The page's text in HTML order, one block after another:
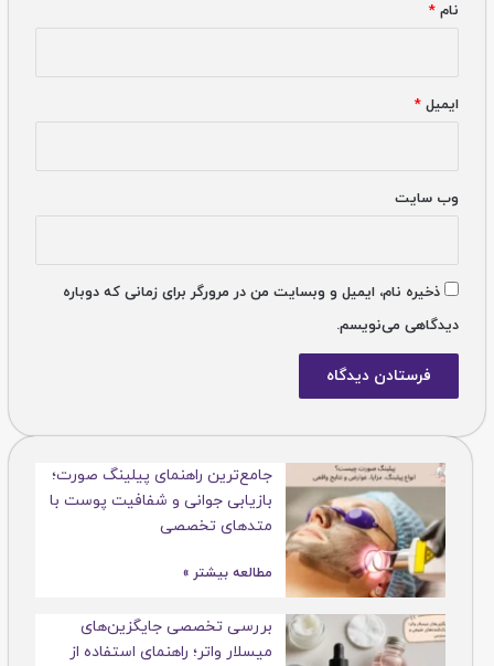
نام *
ایمیل *
وب‌ سایت
ذخیره نام، ایمیل و وبسایت من در مرورگر برای زمانی که دوباره
دیدگاهی می‌نویسم.
جامع‌ترین راهنمای پیلینگ صورت؛
بازیابی جوانی و شفافیت پوست با
متدهای تخصصی
مطالعه بیشتر »
بررسی تخصصی جایگزین‌های
میسلار واتر؛ راهنمای استفاده از